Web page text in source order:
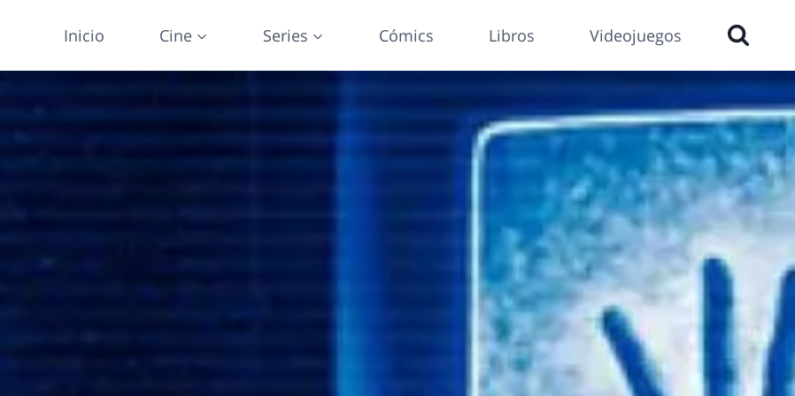
Inicio Cine Series Cómics Libros Videojuegos